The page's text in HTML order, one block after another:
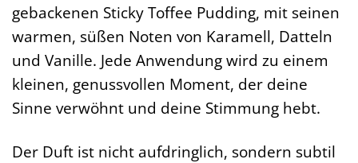
gebackenen Sticky Toffee Pudding, mit seinen
warmen, süßen Noten von Karamell, Datteln
und Vanille. Jede Anwendung wird zu einem
kleinen, genussvollen Moment, der deine
Sinne verwöhnt und deine Stimmung hebt.
Der Duft ist nicht aufdringlich, sondern subtil